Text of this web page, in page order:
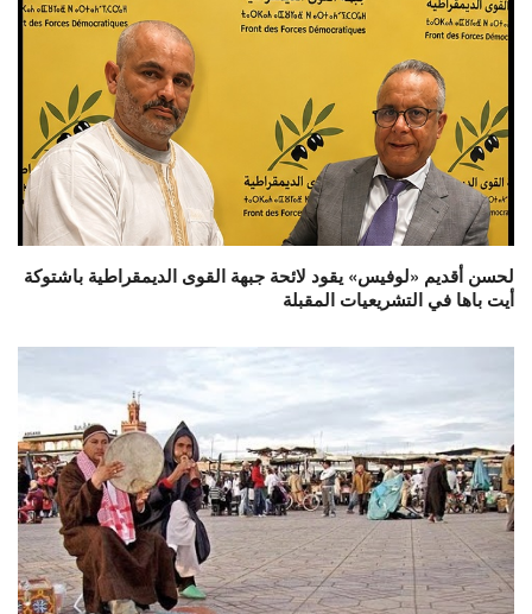
لحسن أقديم «لوفيس» يقود لائحة جبهة القوى الديمقراطية باشتوكة
أيت باها في التشريعيات المقبلة